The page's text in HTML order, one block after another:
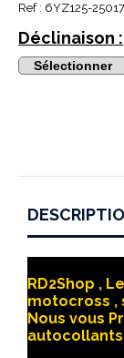
Ref : 6YZ125-25017
Déclinaison :
RD2Shop ,
motocross ,
Nous vous